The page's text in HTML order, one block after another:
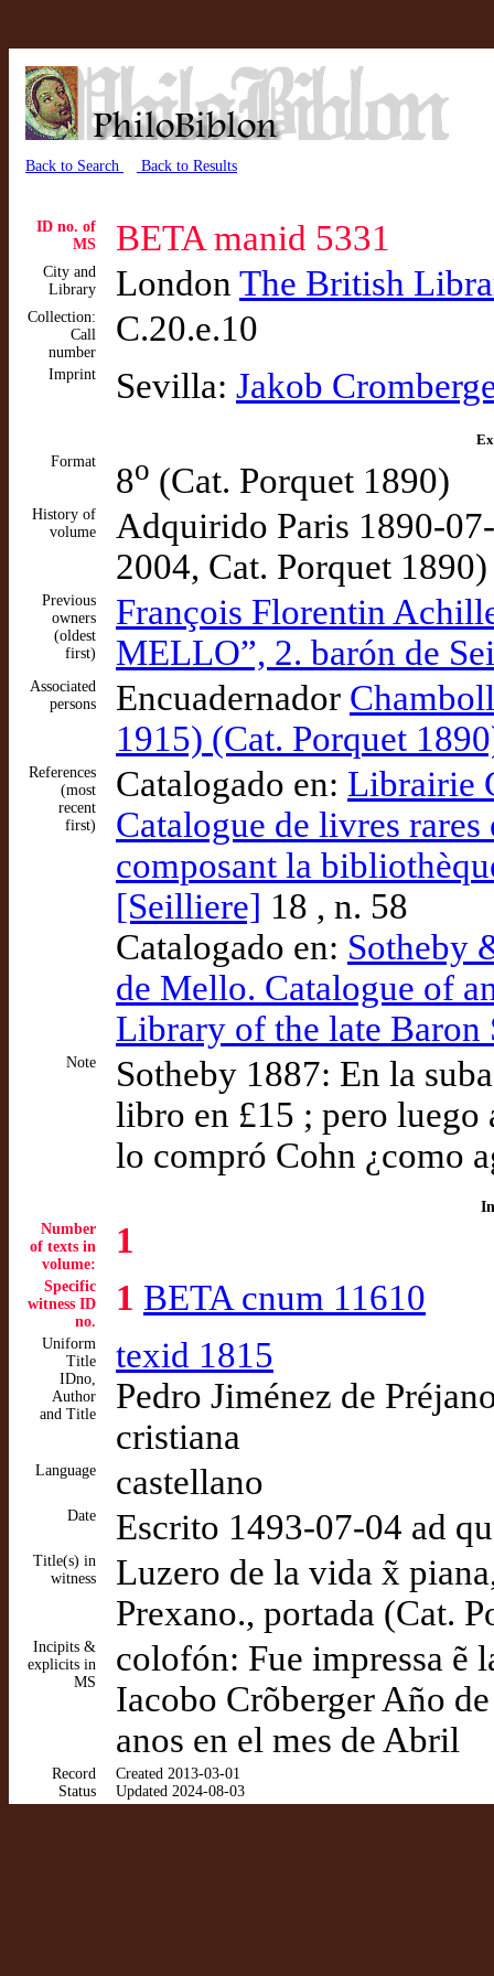
Back to Search Back to Results
ID no. of
MS
BETA manid 5331
City and
Library
London The British
Collection:
Call
number
C.20.e.10
Imprint Sevilla: Jakob
Format
8o (Cat. Porquet 1890)
History of
volume
Adquirido Paris 1890-
2004, Cat. Porquet 1890)
Previous
owners
(oldest
first)
François Florentin
MELLO”, 2. barón de
Associated
persons
Encuadernador
1915) (Cat. Porquet
References
(most
recent
first)
Catalogado en: Librairie
Catalogue de livres
composant la
[Seilliere] 18 , n. 58
Catalogado en: Sotheby
de Mello. Catalogue of
Library of the late Baron
Note
Sotheby 1887: En la
libro en £15 ; pero luego
lo compró Cohn ¿como
Number
of texts in
volume:
1
Specific
witness ID
no.
1 BETA cnum 11610
Uniform
Title
IDno,
Author
and Title
texid 1815
Pedro Jiménez de
cristiana
Language castellano
Date Escrito 1493-07-04 ad
Title(s) in
witness
Luzero de la vida x̃
Prexano., portada (Cat.
Incipits &
explicits in
MS
colofón: Fue impressa ẽ
Iacobo Crõberger Año
anos en el mes de Abril
Record
Status
Created 2013-03-01
Updated 2024-08-03